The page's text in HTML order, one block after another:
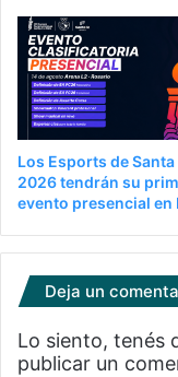
Los Esports de Santa
2026 tendrán su
evento presencial en
Deja un
Lo siento, tenés
publicar un